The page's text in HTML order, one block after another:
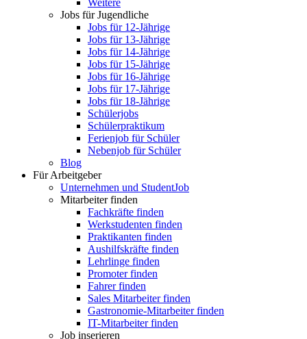
Weitere
Jobs für Jugendliche
Jobs für 12-Jährige
Jobs für 13-Jährige
Jobs für 14-Jährige
Jobs für 15-Jährige
Jobs für 16-Jährige
Jobs für 17-Jährige
Jobs für 18-Jährige
Schülerjobs
Schülerpraktikum
Ferienjob für Schüler
Nebenjob für Schüler
Blog
Für Arbeitgeber
Unternehmen und StudentJob
Mitarbeiter finden
Fachkräfte finden
Werkstudenten finden
Praktikanten finden
Aushilfskräfte finden
Lehrlinge finden
Promoter finden
Fahrer finden
Sales Mitarbeiter finden
Gastronomie-Mitarbeiter finden
IT-Mitarbeiter finden
Job inserieren